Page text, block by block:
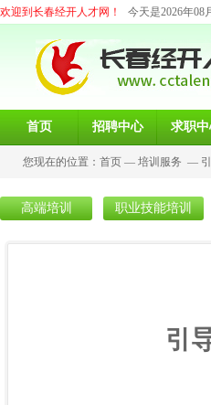
欢迎到长春经开人才网！ 今天是2026年08
首页 招聘中心 求职
您现在的位置： 首页 — 培训服务 —
高端培训 职业技能培训
引导性培